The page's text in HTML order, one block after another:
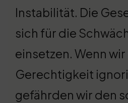
Instabilität. Die
sich für die
einsetzen. Wenn
Gerechtigkeit
gefährden wir den